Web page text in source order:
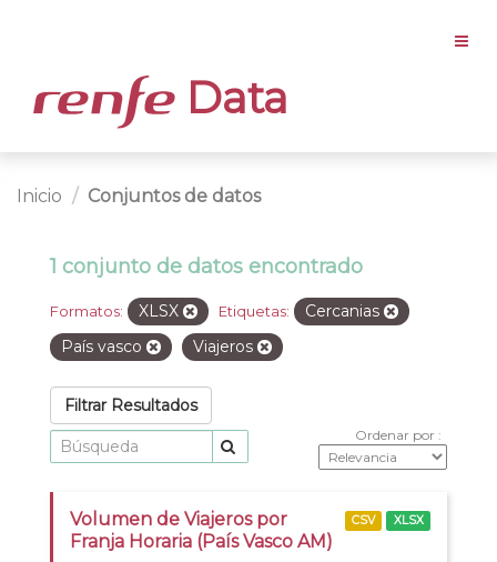
Data
Inicio Conjuntos de datos
1 conjunto de datos encontrado
Formatos: XLSX Etiquetas:
Cercanias
País vasco
Viajeros
Filtrar Resultados
Ordenar por
Volumen de Viajeros por
Franja Horaria (País Vasco AM)
CSV XLSX